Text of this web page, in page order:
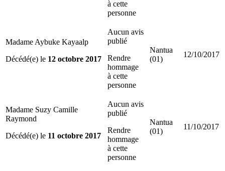
à cette
personne
Madame Aybuke Kayaalp
Décédé(e) le 12 octobre 2017
Aucun avis
publié
Rendre
hommage
à cette
personne
Nantua
(01)
12/10/2017
Madame Suzy Camille
Raymond
Décédé(e) le 11 octobre 2017
Aucun avis
publié
Rendre
hommage
à cette
personne
Nantua
(01)
11/10/2017